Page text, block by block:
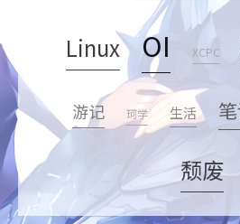
Linux OI XCPC
游记 珂学 生活
颓废